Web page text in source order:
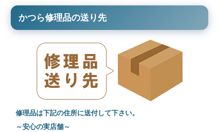
かつら修理品の送り先
修理品は下記の住所に送付して下さい。
～安心の実店舗～